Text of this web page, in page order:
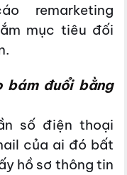
remarketing
mục tiêu đối
bám đuổi bằng
số điện thoại
của ai đó bất
hồ sơ thông tin